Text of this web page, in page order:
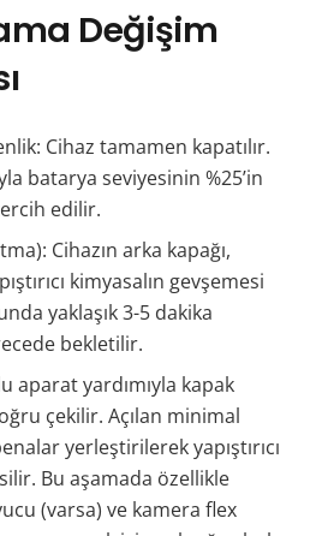
Değişim
Cihaz tamamen kapatılır.
batarya seviyesinin %25’in
edilir.
Cihazın arka kapağı,
kimyasalın gevşemesi
yaklaşık 3-5 dakika
bekletilir.
aparat yardımıyla kapak
çekilir. Açılan minimal
yerleştirilerek yapıştırıcı
Bu aşamada özellikle
(varsa) ve kamera flex